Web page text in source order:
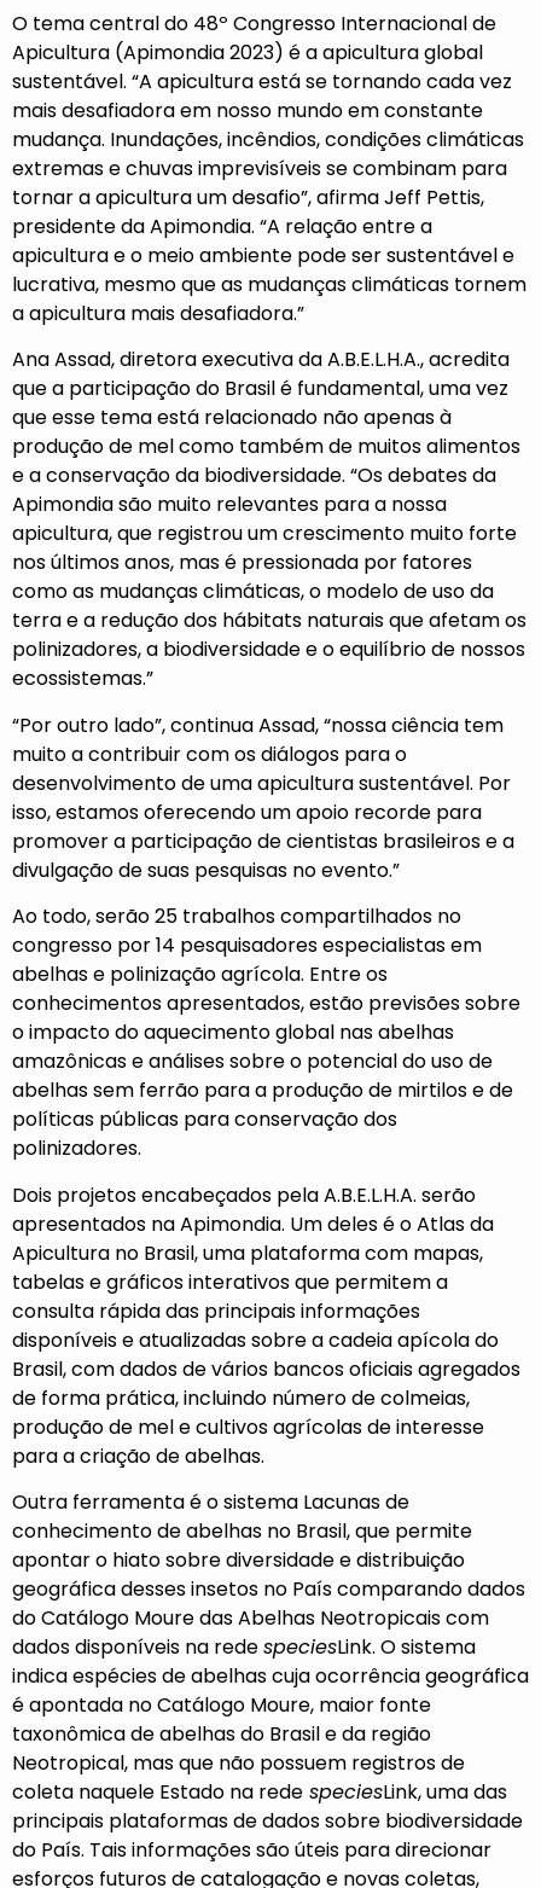
O tema central do 48º Congresso Internacional de
Apicultura (Apimondia 2023) é a apicultura global
sustentável. “A apicultura está se tornando cada vez
mais desafiadora em nosso mundo em constante
mudança. Inundações, incêndios, condições climáticas
extremas e chuvas imprevisíveis se combinam para
tornar a apicultura um desafio”, afirma Jeff Pettis,
presidente da Apimondia. “A relação entre a
apicultura e o meio ambiente pode ser sustentável e
lucrativa, mesmo que as mudanças climáticas tornem
a apicultura mais desafiadora.”
Ana Assad, diretora executiva da A.B.E.L.H.A., acredita
que a participação do Brasil é fundamental, uma vez
que esse tema está relacionado não apenas à
produção de mel como também de muitos alimentos
e a conservação da biodiversidade. “Os debates da
Apimondia são muito relevantes para a nossa
apicultura, que registrou um crescimento muito forte
nos últimos anos, mas é pressionada por fatores
como as mudanças climáticas, o modelo de uso da
terra e a redução dos hábitats naturais que afetam os
polinizadores, a biodiversidade e o equilíbrio de nossos
ecossistemas.”
“Por outro lado”, continua Assad, “nossa ciência tem
muito a contribuir com os diálogos para o
desenvolvimento de uma apicultura sustentável. Por
isso, estamos oferecendo um apoio recorde para
promover a participação de cientistas brasileiros e a
divulgação de suas pesquisas no evento.”
Ao todo, serão 25 trabalhos compartilhados no
congresso por 14 pesquisadores especialistas em
abelhas e polinização agrícola. Entre os
conhecimentos apresentados, estão previsões sobre
o impacto do aquecimento global nas abelhas
amazônicas e análises sobre o potencial do uso de
abelhas sem ferrão para a produção de mirtilos e de
políticas públicas para conservação dos
polinizadores.
Dois projetos encabeçados pela A.B.E.L.H.A. serão
apresentados na Apimondia. Um deles é oAtlas da
Apicultura no Brasil, uma plataforma com mapas,
tabelas e gráficos interativos que permitem a
consulta rápida das principais informações
disponíveis e atualizadas sobre a cadeia apícola do
Brasil, com dados de vários bancos oficiais agregados
de forma prática, incluindo número de colmeias,
produção de mel e cultivos agrícolas de interesse
para a criação de abelhas.
Outra ferramenta é o sistema Lacunas de
conhecimento de abelhas no Brasil, que permite
apontar o hiato sobre diversidade e distribuição
geográfica desses insetos no País comparando dados
do Catálogo Moure das Abelhas Neotropicais com
dados disponíveis na redespeciesLink. O sistema
indica espécies de abelhas cuja ocorrência geográfica
é apontada no Catálogo Moure, maior fonte
taxonômica de abelhas do Brasil e da região
Neotropical, mas que não possuem registros de
coleta naquele Estado na rede speciesLink, uma das
principais plataformas de dados sobre biodiversidade
do País. Tais informações são úteis para direcionar
esforços futuros de catalogação e novas coletas,